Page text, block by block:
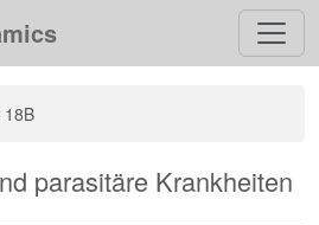
18B
parasitäre Krankheiten